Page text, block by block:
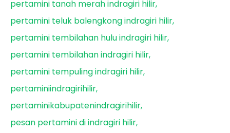
pertamini tanah merah indragiri hilir
pertamini teluk balengkong indragiri hilir
pertamini tembilahan hulu indragiri hilir
pertamini tembilahan indragiri hilir
pertamini tempuling indragiri hilir
pertaminiindragirihilir
pertaminikabupatenindragirihilir
pesan pertamini di indragiri hilir